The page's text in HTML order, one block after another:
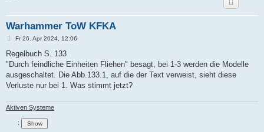
Warhammer ToW KFKA
B
i
r
a
Fr 26. Apr 2024, 12:06
Regelbuch S. 133
"Durch feindliche Einheiten Fliehen" besagt, bei 1-3 werden die Modelle
ausgeschaltet. Die Abb.133.1, auf die der Text verweist, sieht diese
Verluste nur bei 1. Was stimmt jetzt?
Aktiven Systeme
: